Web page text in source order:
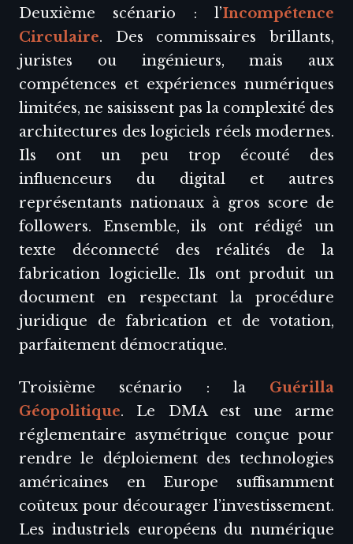
Deuxième scénario : l’Incompétence
Circulaire. Des commissaires brillants,
juristes ou ingénieurs, mais aux
compétences et expériences numériques
limitées, ne saisissent pas la complexité des
architectures des logiciels réels modernes.
Ils ont un peu trop écouté des
influenceurs du digital et autres
représentants nationaux à gros score de
followers. Ensemble, ils ont rédigé un
texte déconnecté des réalités de la
fabrication logicielle. Ils ont produit un
document en respectant la procédure
juridique de fabrication et de votation,
parfaitement démocratique.
Troisième scénario : la Guérilla
Géopolitique. Le DMA est une arme
réglementaire asymétrique conçue pour
rendre le déploiement des technologies
américaines en Europe suffisamment
coûteux pour décourager l’investissement.
Les industriels européens du numérique